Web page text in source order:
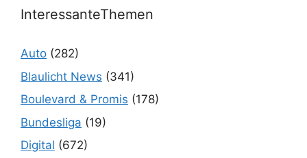
InteressanteThemen
Auto (282)
Blaulicht News (341)
Boulevard & Promis (178)
Bundesliga (19)
Digital (672)